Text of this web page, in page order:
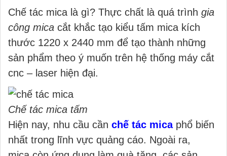
Chế tác mica là gì? Thực chất là quá trình gia
công mica cắt khắc tạo kiểu tấm mica kích
thước 1220 x 2440 mm để tạo thành những
sản phẩm theo ý muốn trên hệ thống máy cắt
cnc – laser hiện đại.
Chế tác mica tấm
Hiện nay, nhu cầu cần chế tác micaphổ biến
nhất trong lĩnh vực quảng cáo. Ngoài ra,